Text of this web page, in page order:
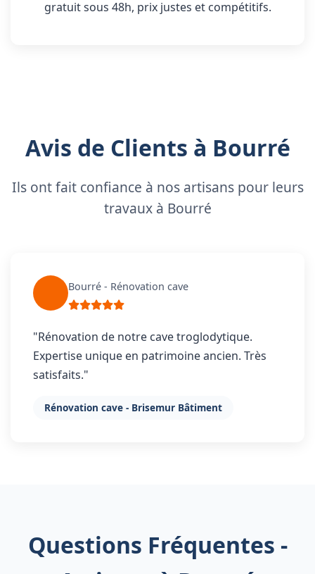
gratuit sous 48h, prix justes et compétitifs.
Avis de Clients à Bourré
Ils ont fait confiance à nos artisans pour leurs
travaux à Bourré
Bourré - Rénovation cave
"Rénovation de notre cave troglodytique.
Expertise unique en patrimoine ancien. Très
satisfaits."
Rénovation cave - Brisemur Bâtiment
Questions Fréquentes -